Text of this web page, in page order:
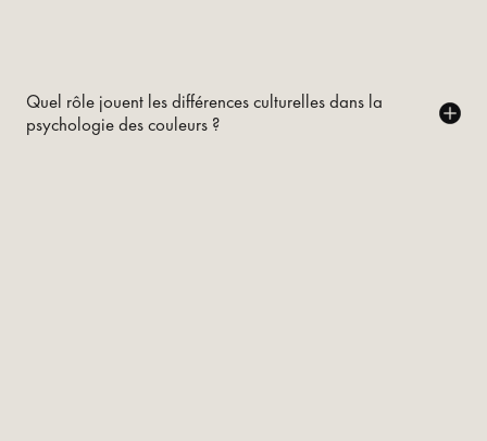
Quel rôle jouent les différences culturelles dans la
psychologie des couleurs ?